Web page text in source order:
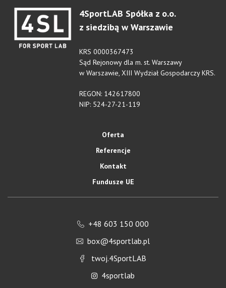
4SportLAB Spółka z o.o.
z siedzibą w Warszawie
KRS 0000367473
Sąd Rejonowy dla m. st. Warszawy
w Warszawie, XIII Wydział Gospodarczy KRS.
REGON: 142617800
NIP: 524-27-21-119
Oferta
Referencje
Kontakt
Fundusze UE
+48 603 150 000
box@4sportlab.pl
twoj.4SportLAB
4sportlab